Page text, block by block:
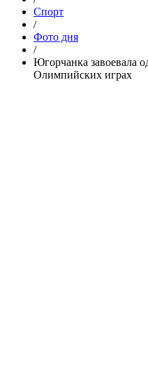
Спорт
/
Фото дня
/
Югорчанка завоевала
Олимпийских играх